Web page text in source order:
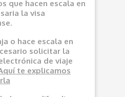
que hacen escala en
la visa
o hace escala en
solicitar la
de viaje
te explicamos